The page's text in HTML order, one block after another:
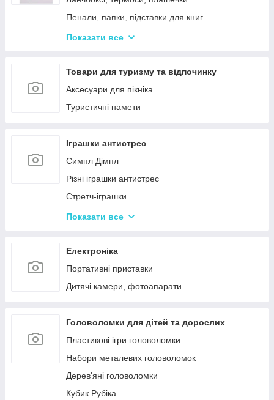
Пенали, папки, підставки для книг
Фарбі, пензлики, альбоми
Зошити, блокноти, щоденники, обкладинки
Наклейки, стікери, закладки
Кольоровий папір, картон, клей
Циркулі, лінійки, трафарети
Художні аксесуари та інструменти
Показати все
Товари для туризму та відпочинку
Аксесуари для пікніка
Туристичні намети
Іграшки антистрес
Симпл Дімпл
Різні іграшки антистрес
Стретч-іграшки
Іграшки Pop it
Показати все
Електроніка
Портативні приставки
Дитячі камери, фотоапарати
Головоломки для дітей та дорослих
Пластикові ігри головоломки
Набори металевих головоломок
Дерев'яні головоломки
Кубик Рубіка